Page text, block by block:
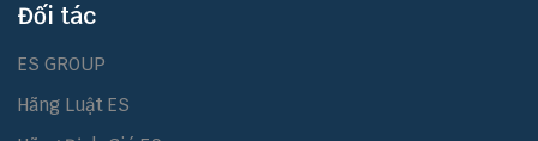
Đối tác
ES GROUP
Hãng Luật ES